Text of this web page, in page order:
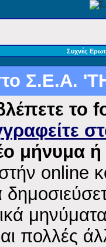
Συχνές
Σ.E.A.
το
μήνυμα ή
online
πολλές